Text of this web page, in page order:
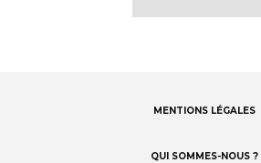
MENTIONS LÉGALES
QUI SOMMES-NOUS ?